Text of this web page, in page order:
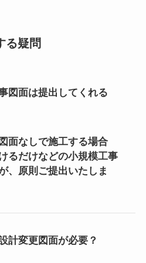
る疑問
図面は提出してくれる
面なしで施工する場合
るだけなどの小規模工事
、原則ご提出いたしま
計変更図面が必要？